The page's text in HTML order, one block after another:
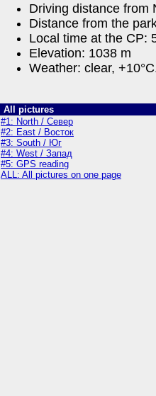
Driving distance from
Distance from the
Local time at the CP:
Elevation: 1038 m
Weather: clear,
All pictures
#1: North / Север
#2: East / Восток
#3: South / Юг
#4: West / Запад
#5: GPS reading
ALL: All pictures on one page